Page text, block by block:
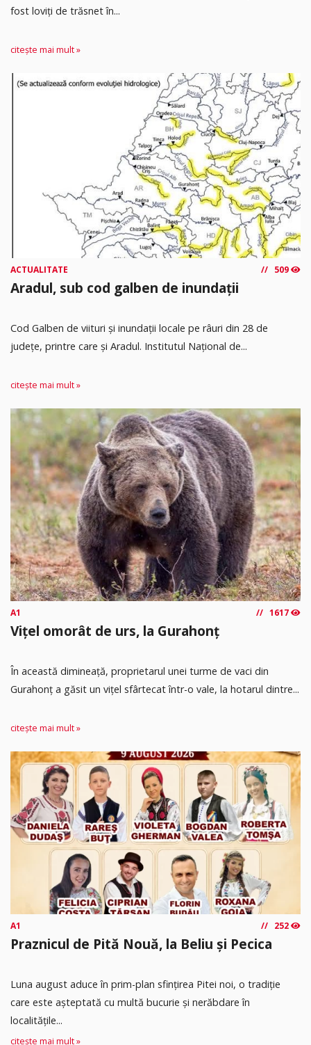
fost loviți de trăsnet în...
citește mai mult »
ACTUALITATE 509
Aradul, sub cod galben de inundații
Cod Galben de viituri și inundații locale pe râuri din 28 de
județe, printre care și Aradul. Institutul Național de...
citește mai mult »
A1 1617
Vițel omorât de urs, la Gurahonț
În această dimineață, proprietarul unei turme de vaci din
Gurahonț a găsit un vițel sfârtecat într-o vale, la hotarul dintre...
citește mai mult »
A1 252
Praznicul de Pită Nouă, la Beliu și Pecica
Luna august aduce în prim-plan sfințirea Pitei noi, o tradiție
care este așteptată cu multă bucurie și nerăbdare în
localitățile...
citește mai mult »